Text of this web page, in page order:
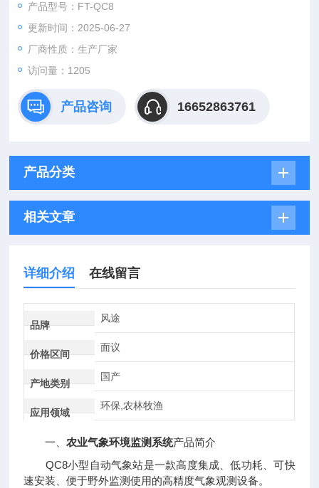
产品型号：FT-QC8
更新时间：2025-06-27
厂商性质：生产厂家
访问量：1205
产品咨询 16652863761
产品分类
相关文章
详细介绍 在线留言
品牌
风途
价格区间
面议
产地类别
国产
应用领域
环保,农林牧渔
一、农业气象环境监测系统产品简介
QC8小型自动气象站是一款高度集成、低功耗、可快
速安装、便于野外监测使用的高精度气象观测设备。